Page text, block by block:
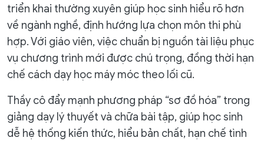
triển khai thường xuyên giúp học sinh hiểu rõ hơn
về ngành nghề, định hướng lựa chọn môn thi phù
hợp. Với giáo viên, việc chuẩn bị nguồn tài liệu phục
vụ chương trình mới được chú trọng, đồng thời hạn
chế cách dạy học máy móc theo lối cũ.
Thầy cô đẩy mạnh phương pháp “sơ đồ hóa” trong
giảng dạy lý thuyết và chữa bài tập, giúp học sinh
dễ hệ thống kiến thức, hiểu bản chất, hạn chế tình